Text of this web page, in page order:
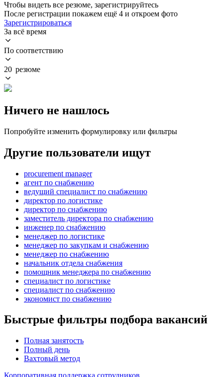
Чтобы видеть все резюме, зарегистрируйтесь
После регистрации покажем ещё 4 и откроем фото
Зарегистрироваться
За всё время
По соответствию
20 резюме
Ничего не нашлось
Попробуйте изменить формулировку или фильтры
Другие пользователи ищут
procurement manager
агент по снабжению
ведущий специалист по снабжению
директор по логистике
директор по снабжению
заместитель директора по снабжению
инженер по снабжению
менеджер по логистике
менеджер по закупкам и снабжению
менеджер по снабжению
начальник отдела снабжения
помощник менеджера по снабжению
специалист по логистике
специалист по снабжению
экономист по снабжению
Быстрые фильтры подбора вакансий
Полная занятость
Полный день
Вахтовый метод